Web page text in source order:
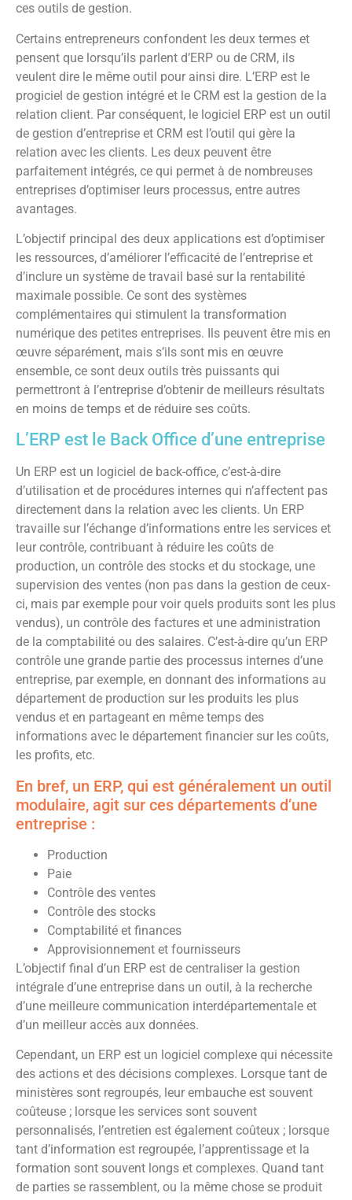
ces outils de gestion.
Certains entrepreneurs confondent les deux termes et
pensent que lorsqu’ils parlent d’ERP ou de CRM, ils
veulent dire le même outil pour ainsi dire. L’ERP est le
progiciel de gestion intégré et le CRM est la gestion de la
relation client. Par conséquent, le logiciel ERP est un outil
de gestion d’entreprise et CRM est l’outil qui gère la
relation avec les clients. Les deux peuvent être
parfaitement intégrés, ce qui permet à de nombreuses
entreprises d’optimiser leurs processus, entre autres
avantages.
L’objectif principal des deux applications est d’optimiser
les ressources, d’améliorer l’efficacité de l’entreprise et
d’inclure un système de travail basé sur la rentabilité
maximale possible. Ce sont des systèmes
complémentaires qui stimulent la transformation
numérique des petites entreprises. Ils peuvent être mis en
œuvre séparément, mais s’ils sont mis en œuvre
ensemble, ce sont deux outils très puissants qui
permettront à l’entreprise d’obtenir de meilleurs résultats
en moins de temps et de réduire ses coûts.
L’ERP est le Back Office d’une entreprise
Un ERP est un logiciel de back-office, c’est-à-dire
d’utilisation et de procédures internes qui n’affectent pas
directement dans la relation avec les clients. Un ERP
travaille sur l’échange d’informations entre les services et
leur contrôle, contribuant à réduire les coûts de
production, un contrôle des stocks et du stockage, une
supervision des ventes (non pas dans la gestion de ceux-
ci, mais par exemple pour voir quels produits sont les plus
vendus), un contrôle des factures et une administration
de la comptabilité ou des salaires. C’est-à-dire qu’un ERP
contrôle une grande partie des processus internes d’une
entreprise, par exemple, en donnant des informations au
département de production sur les produits les plus
vendus et en partageant en même temps des
informations avec le département financier sur les coûts,
les profits, etc.
En bref, un ERP, qui est généralement un outil
modulaire, agit sur ces départements d’une
entreprise :
Production
Paie
Contrôle des ventes
Contrôle des stocks
Comptabilité et finances
Approvisionnement et fournisseurs
L’objectif final d’un ERP est de centraliser la gestion
intégrale d’une entreprise dans un outil, à la recherche
d’une meilleure communication interdépartementale et
d’un meilleur accès aux données.
Cependant, un ERP est un logiciel complexe qui nécessite
des actions et des décisions complexes. Lorsque tant de
ministères sont regroupés, leur embauche est souvent
coûteuse ; lorsque les services sont souvent
personnalisés, l’entretien est également coûteux ; lorsque
tant d’information est regroupée, l’apprentissage et la
formation sont souvent longs et complexes. Quand tant
de parties se rassemblent, ou la même chose se produit